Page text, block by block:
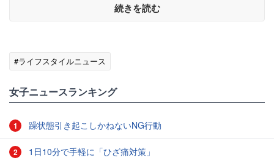
続きを読む
#ライフスタイルニュース
女子ニュースランキング
1 躁状態引き起こしかねないNG行動
2 1日10分で手軽に「ひざ痛対策」